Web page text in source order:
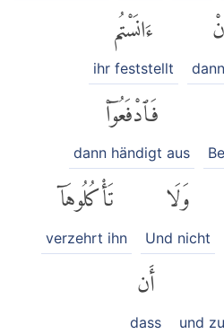
ءَانَسْتُم
ihr feststellt
فَٱدْفَعُوٓا۟
dann händigt aus
وَلَا
Und nicht
تَأْكُلُوهَآ
verzehrt ihn
und
أَن
dass